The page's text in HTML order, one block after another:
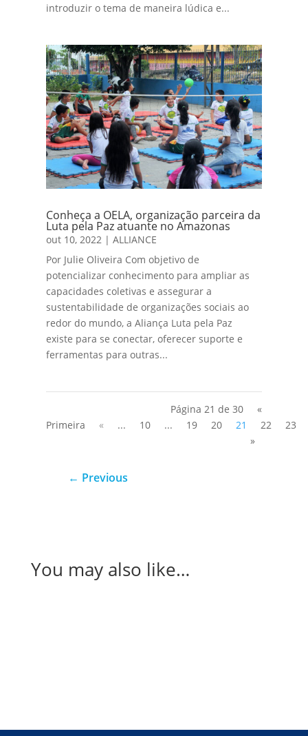
introduzir o tema de maneira lúdica e...
Conheça a OELA, organização parceira da
Luta pela Paz atuante no Amazonas
out 10, 2022 |ALLIANCE
Por Julie Oliveira Com objetivo de
potencializar conhecimento para ampliar as
capacidades coletivas e assegurar a
sustentabilidade de organizações sociais ao
redor do mundo, a Aliança Luta pela Paz
existe para se conectar, oferecer suporte e
ferramentas para outras...
Página 21 de 30
«
Primeira
« ... 10 ... 19 20 21 22
23
»
← Previous
You may also like…